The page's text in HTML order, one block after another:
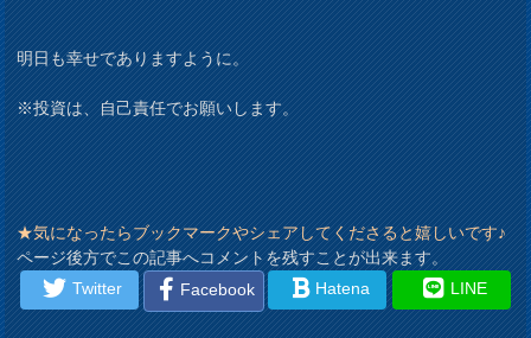
明日も幸せでありますように。
※投資は、自己責任でお願いします。
★気になったらブックマークやシェアしてくださると嬉しいです♪
ページ後方でこの記事へコメントを残すことが出来ます。
Twitter
Facebook Hatena LINE